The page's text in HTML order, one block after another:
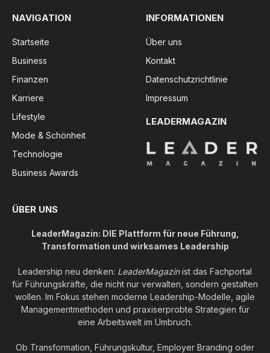
NAVIGATION
Startseite
Business
Finanzen
Karriere
Lifestyle
Mode & Schönheit
Technologie
Business Awards
INFORMATIONEN
Über uns
Kontakt
Datenschutzrichtlinie
Impressum
LEADERMAGAZIN
ÜBER UNS
LeaderMagazin: DIE Plattform für neue Führung,
Transformation und wirksames Leadership
Leadership neu denken: LeaderMagazinist das Fachportal
für Führungskräfte, die nicht nur verwalten, sondern gestalten
wollen. Im Fokus stehen moderne Leadership-Modelle, agile
Managementmethoden und praxiserprobte Strategien für
eine Arbeitswelt im Umbruch.
Ob Transformation, Führungskultur, Employer Branding oder